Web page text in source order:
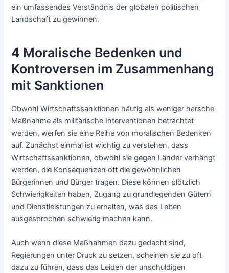
ein umfassendes Verständnis der globalen politischen
Landschaft zu gewinnen.
4 Moralische Bedenken und
Kontroversen im Zusammenhang
mit Sanktionen
Obwohl Wirtschaftssanktionen häufig als weniger harsche
Maßnahme als militärische Interventionen betrachtet
werden, werfen sie eine Reihe von moralischen Bedenken
auf. Zunächst einmal ist wichtig zu verstehen, dass
Wirtschaftssanktionen, obwohl sie gegen Länder verhängt
werden, die Konsequenzen oft die gewöhnlichen
Bürgerinnen und Bürger tragen. Diese können plötzlich
Schwierigkeiten haben, Zugang zu grundlegenden Gütern
und Dienstleistungen zu erhalten, was das Leben
ausgesprochen schwierig machen kann.
Auch wenn diese Maßnahmen dazu gedacht sind,
Regierungen unter Druck zu setzen, scheinen sie zu oft
dazu zu führen, dass das Leiden der unschuldigen